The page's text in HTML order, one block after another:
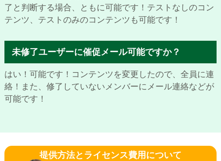
了と判断する場合、ともに可能です！テストなしのコン
テンツ、テストのみのコンテンツも可能です！
未修了ユーザーに催促メール可能ですか？
はい！可能です！コンテンツを変更したので、全員に連
絡！また、修了していないメンバーにメール連絡などが
可能です！
提供方法とライセンス費用について